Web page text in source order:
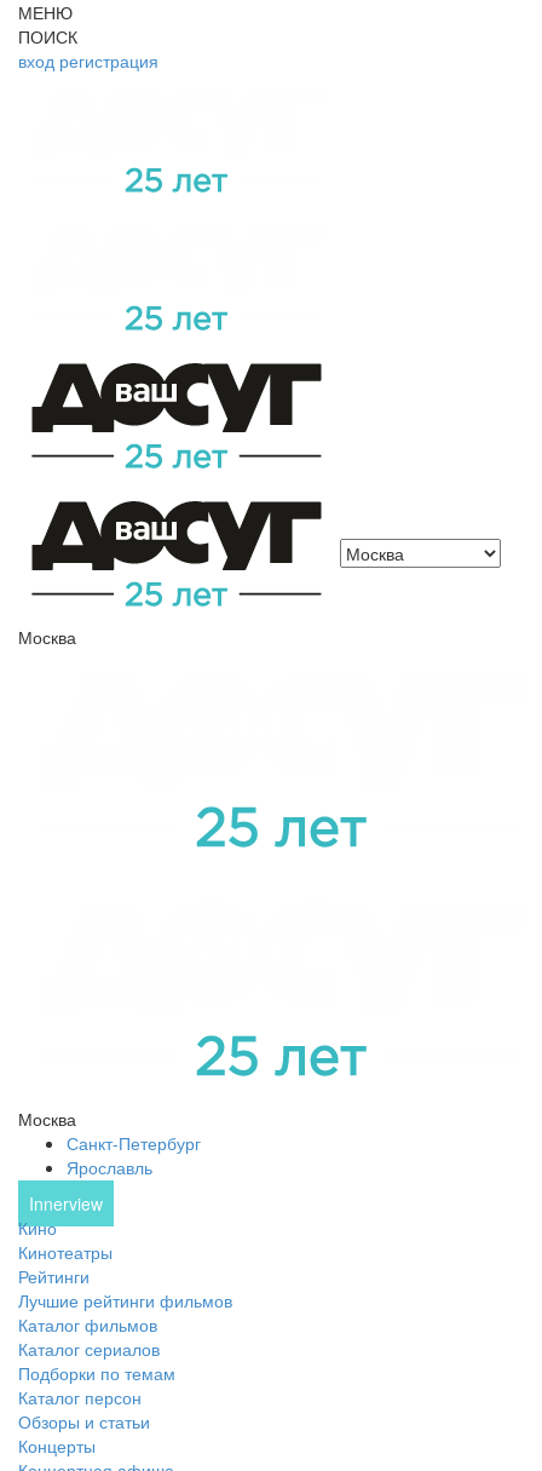
МЕНЮ
ПОИСК
вход регистрация
Москва
Москва
Санкт-Петербург
Ярославль
Innerview
Кино
Кинотеатры
Рейтинги
Лучшие рейтинги фильмов
Каталог фильмов
Каталог сериалов
Подборки по темам
Каталог персон
Обзоры и статьи
Концерты